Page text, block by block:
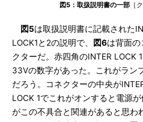
図5：取扱説明書の一部 ［
図5は取扱説明書に記載された
LOCK1と2の説明で、
図6は背面の
クターだ。赤四角のINTER LOCK 1
33Vの数字があった。これがラン
だろう。コネクターの中央が
LOCK 1でこれがオンすると電源
がこの不具合と関連があると思わ